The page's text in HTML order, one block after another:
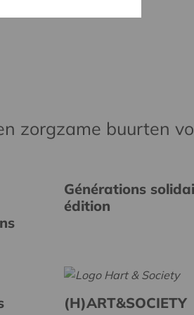
zorgzame buurten
Générations
édition
(H)ART&SOCIETY